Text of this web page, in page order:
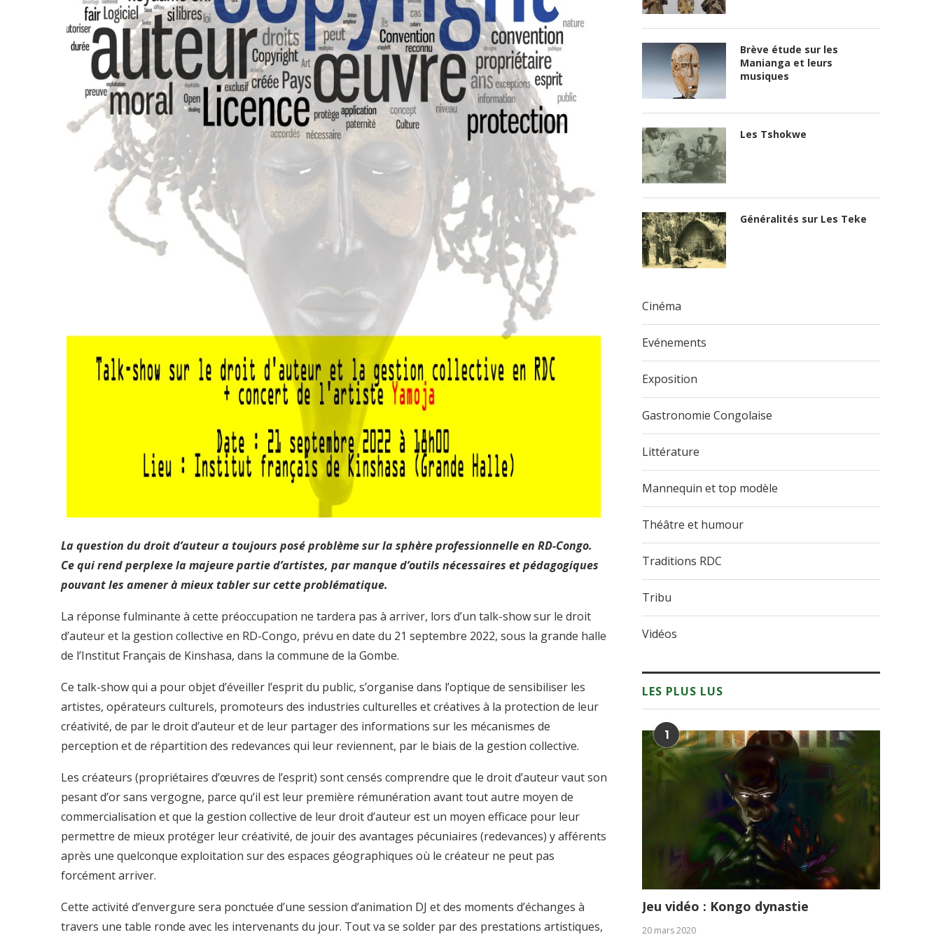
La question du droit d’auteur a toujours posé problème sur la sphère professionnelle en RD-Congo.
Ce qui rend perplexe la majeure partie d’artistes, par manque d’outils nécessaires et pédagogiques
pouvant les amener à mieux tabler sur cette problématique.
La réponse fulminante à cette préoccupation ne tardera pas à arriver, lors d’un talk-show sur le droit
d’auteur et la gestion collective en RD-Congo, prévu en date du 21 septembre 2022, sous la grande halle
de l’Institut Français de Kinshasa, dans la commune de la Gombe.
Ce talk-show qui a pour objet d’éveiller l’esprit du public, s’organise dans l’optique de sensibiliser les
artistes, opérateurs culturels, promoteurs des industries culturelles et créatives à la protection de leur
créativité, de par le droit d’auteur et de leur partager des informations sur les mécanismes de
perception et de répartition des redevances qui leur reviennent, par le biais de la gestion collective.
Les créateurs (propriétaires d’œuvres de l’esprit) sont censés comprendre que le droit d’auteur vaut son
pesant d’or sans vergogne, parce qu’il est leur première rémunération avant tout autre moyen de
commercialisation et que la gestion collective de leur droit d’auteur est un moyen efficace pour leur
permettre de mieux protéger leur créativité, de jouir des avantages pécuniaires (redevances) y afférents
après une quelconque exploitation sur des espaces géographiques où le créateur ne peut pas
forcément arriver.
Cette activité d’envergure sera ponctuée d’une session d’animation DJ et des moments d’échanges à
travers une table ronde avec les intervenants du jour. Tout va se solder par des prestations artistiques,
Brève étude sur les
Manianga et leurs
musiques
Les Tshokwe
Généralités sur Les Teke
Cinéma
Evénements
Exposition
Gastronomie Congolaise
Littérature
Mannequin et top modèle
Théâtre et humour
Traditions RDC
Tribu
Vidéos
LES PLUS LUS
1
Jeu vidéo : Kongo dynastie
20 mars 2020